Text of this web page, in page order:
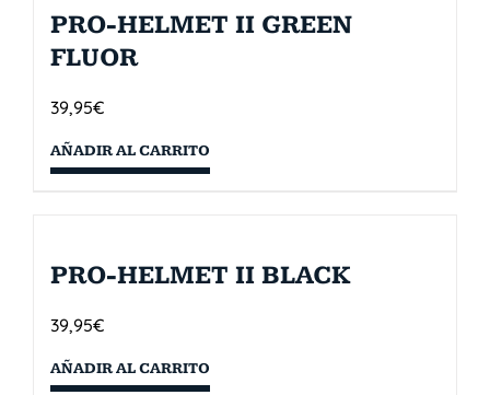
PRO-HELMET II GREEN
FLUOR
39,95€
AÑADIR AL CARRITO
PRO-HELMET II BLACK
39,95€
AÑADIR AL CARRITO